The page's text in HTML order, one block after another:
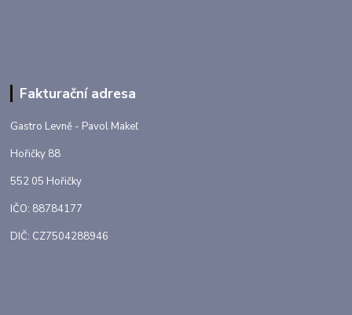
Fakturační adresa
Gastro Levně - Pavol Makeľ
Hořičky 88
552 05 Hořičky
IČO: 88784177
DIČ: CZ7504288946